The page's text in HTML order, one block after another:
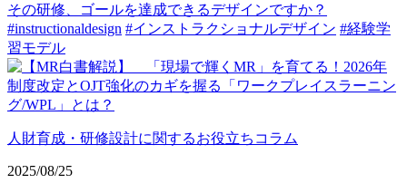
その研修、ゴールを達成できるデザインですか？
#instructionaldesign #インストラクショナルデザイン #経験学
習モデル
人財育成・研修設計に関するお役立ちコラム
2025/08/25